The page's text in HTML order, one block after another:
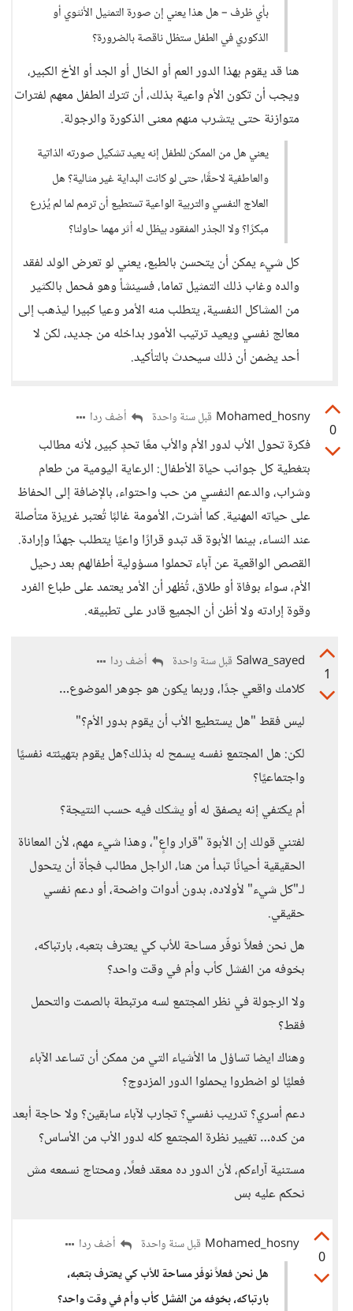
بأي ظرف – هل هذا يعني إن صورة التمثيل الأنثوي أو
الذكوري في الطفل ستظل ناقصة بالضرورة؟
هنا قد يقوم بهذا الدور العم أو الخال أو الجد أو الأخ الكبير،
ويجب أن تكون الأم واعية بذلك، أن تترك الطفل معهم لفترات
متوازنة حتى يتشرب منهم معنى الذكورة والرجولة.
يعني هل من الممكن للطفل إنه يعيد تشكيل صورته الذاتية
والعاطفية لاحقًا، حتى لو كانت البداية غير مثالية؟ هل
العلاج النفسي والتربية الواعية تستطيع أن ترمم لما لم يُزرع
مبكرًا؟ ولا الجذر المفقود بيظل له أثر مهما حاولنا؟
كل شيء يمكن أن يتحسن بالطبع، يعني لو تعرض الولد لفقد
والده وغاب ذلك التمثيل تماما، فسينشأ وهو مُحمل بالكثير
من المشاكل النفسية، يتطلب منه الأمر وعيا كبيرا ليذهب إلى
معالج نفسي ويعيد ترتيب الأمور بداخله من جديد، لكن لا
أحد يضمن أن ذلك سيحدث بالتأكيد.
0
Mohamed_hosny قبل سنة واحدة أضف ردا
فكرة تحول الأب لدور الأم والأب معًا تحدٍ كبير، لأنه مطالب
بتغطية كل جوانب حياة الأطفال: الرعاية اليومية من طعام
وشراب، والدعم النفسي من حب واحتواء، بالإضافة إلى الحفاظ
على حياته المهنية. كما أشرت، الأمومة غالبًا تُعتبر غريزة متأصلة
عند النساء، بينما الأبوة قد تبدو قرارًا واعيًا يتطلب جهدًا وإرادة.
القصص الواقعية عن آباء تحملوا مسؤولية أطفالهم بعد رحيل
الأم، سواء بوفاة أو طلاق، تُظهر أن الأمر يعتمد على طباع الفرد
وقوة إرادته ولا أظن أن الجميع قادر على تطبيقه.
1
Salwa_sayed قبل سنة واحدة أضف ردا
كلامك واقعي جدًا، وربما يكون هو جوهر الموضوع…
ليس فقط "هل يستطيع الأب أن يقوم بدور الأم؟"
لكن: هل المجتمع نفسه يسمح له بذلك؟هل يقوم بتهيئته نفسيًا
واجتماعيًا؟
أم يكتفي إنه يصفق له أو يشكك فيه حسب النتيجة؟
لفتني قولك إن الأبوة "قرار واعٍ"، وهذا شيء مهم، لأن المعاناة
الحقيقية أحيانًا تبدأ من هنا، الراجل مطالب فجأة أن يتحول
لـ"كل شيء" لأولاده، بدون أدوات واضحة، أو دعم نفسي
حقيقي.
هل نحن فعلاً نوفّر مساحة للأب كي يعترف بتعبه، بارتباكه،
بخوفه من الفشل كأب وأم في وقت واحد؟
ولا الرجولة في نظر المجتمع لسه مرتبطة بالصمت والتحمل
فقط؟
وهناك ايضا تساؤل ما الأشياء التي من ممكن أن تساعد الآباء
فعليًا لو اضطروا يحملوا الدور المزدوج؟
دعم أسري؟ تدريب نفسي؟ تجارب لآباء سابقين؟ ولا حاجة أبعد
من كده… تغيير نظرة المجتمع كله لدور الأب من الأساس؟
مستنية آراءكم، لأن الدور ده معقد فعلًا، ومحتاج نسمعه مش
نحكم عليه بس
0
Mohamed_hosny قبل سنة واحدة
أضف ردا
هل نحن فعلاً نوفّر مساحة للأب كي يعترف بتعبه،
بارتباكه، بخوفه من الفشل كأب وأم في وقت واحد؟